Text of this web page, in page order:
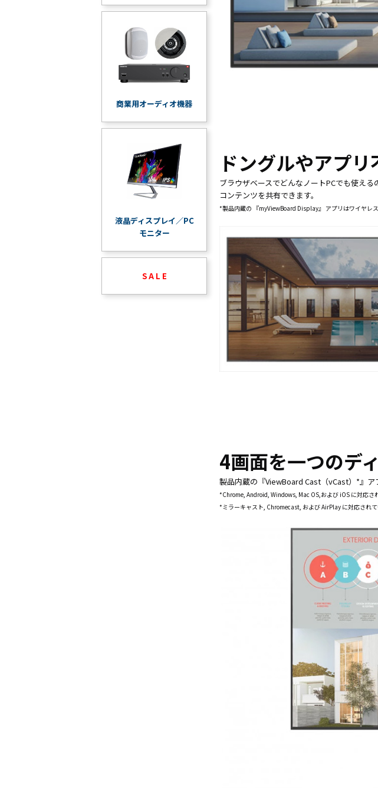
ドングルやアプ
ブラウザベースでどんなノートPCでも使え
コンテンツを共有できます。
*製品内蔵の 『myViewBoard Display』 アプリはワイヤレ
4画面を一つのデ
製品内蔵の『ViewBoard Cast（vCast）*』ア
*Chrome, Android, Windows, Mac OS,および iOS に対応さ
*ミラーキャスト, Chromecast, および AirPlay に対応されて
商業用オーディオ機器
液晶ディスプレイ／PC
モニター
S A L E